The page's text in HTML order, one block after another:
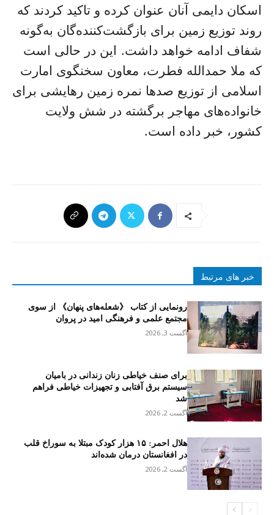
اسکان دایمی آنان عنوان کرده و تاکید کردند که
روند توزیع زمین برای بازگشت‌کننده‌گان به‌گونه
شفاف ادامه خواهد داشت. این در حالی است
که ملا حمدالله فطرت، معاون سخنگوی امارت
اسلامی از توزیع صدها نمره زمین رهایشی برای
خانواده‌های مهاجر برگشته در شش ولایت
کشور، خبر داده است.
خبر های مرتبط
رونمایی از کتاب 《شعله‌های پنهان》 از سوی
مجتمع علمی و فرهنگی امید در پروان
آگست 3, 2026
برای صنف خیاطی زنان زندانی در بامیان
سیستم برق آفتابی و تجهیزات خیاطی فراهم
شد
آگست 2, 2026
هلال احمر: ۱۵ هزار کودک مبتلا به سوراخ قلب
در افغانستان درمان شده‌اند
آگست 2, 2026